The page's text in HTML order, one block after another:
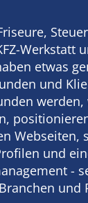
Werkstatt
etwas
und
Webseiten,
und
-
und